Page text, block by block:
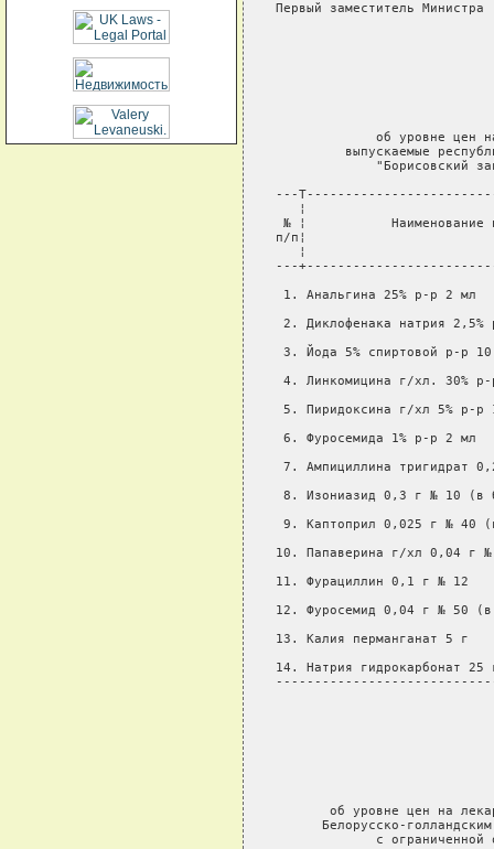
Первый заместитель
об уровне цен
выпускаемые
"Борисовский
---
¦
№ ¦           Наименование
п/п¦
¦
---
1. Анальгина 25% р-р
2. Диклофенака
3. Йода 5% спиртовой
4. Линкомицина г/хл.
5. Пиридоксина г/хл
6. Фуросемида 1% р-
7. Ампициллина
8. Изониазид 0,3 г №
9. Каптоприл 0,025 г №
10. Папаверина г/хл
11. Фурациллин 0,1 г
12. Фуросемид 0,04 г №
13. Калия
14. Натрия
об уровне цен на
Белорусско-
с ограниченной